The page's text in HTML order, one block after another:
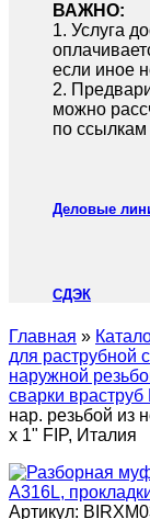
ВАЖНО:
1.⁠ ⁠Услуга
если иное
2.⁠
можно
по
Деловые
СДЭК
Главная »
для раструбной
наружной
сварки
нар. резьбой из
х 1" FIP, Италия
Артикул: